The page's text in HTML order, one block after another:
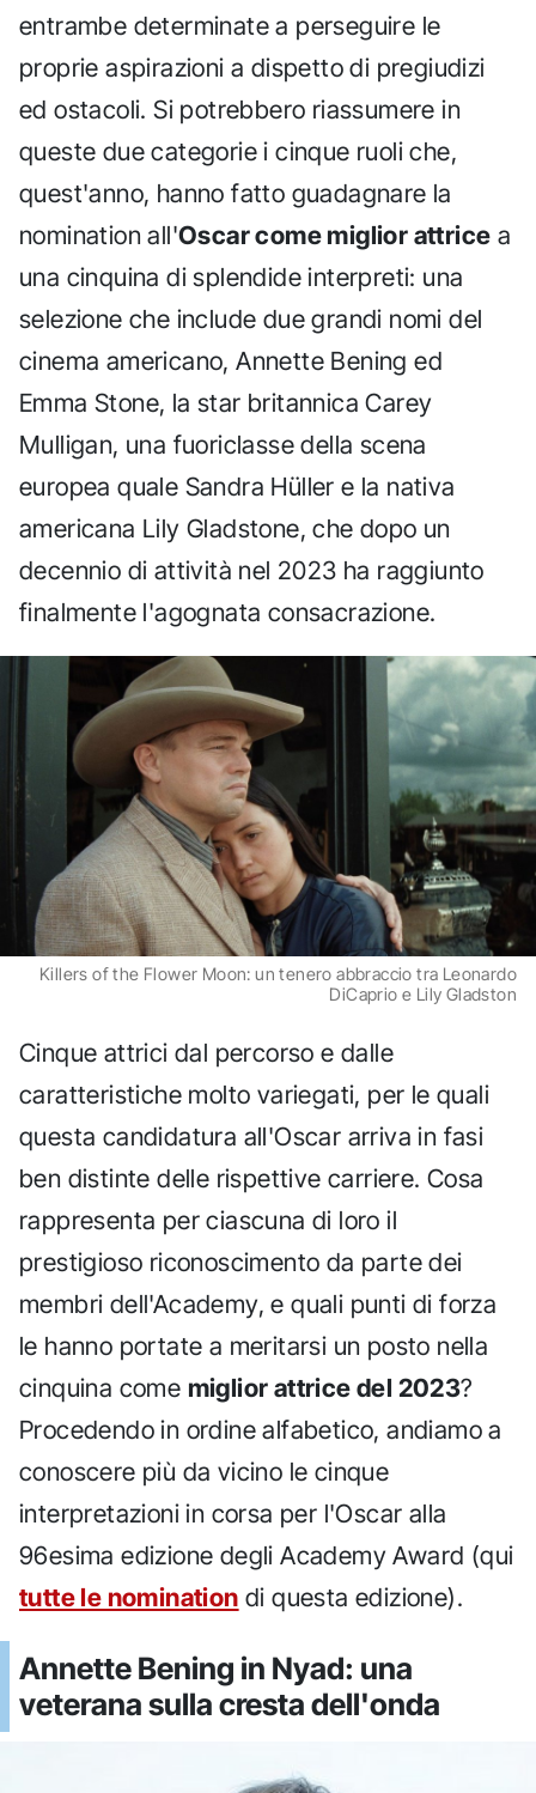
entrambe determinate a perseguire le
proprie aspirazioni a dispetto di pregiudizi
ed ostacoli. Si potrebbero riassumere in
queste due categorie i cinque ruoli che,
quest'anno, hanno fatto guadagnare la
nomination all'Oscar come miglior attrice a
una cinquina di splendide interpreti: una
selezione che include due grandi nomi del
cinema americano, Annette Bening ed
Emma Stone, la star britannica Carey
Mulligan, una fuoriclasse della scena
europea quale Sandra Hüller e la nativa
americana Lily Gladstone, che dopo un
decennio di attività nel 2023 ha raggiunto
finalmente l'agognata consacrazione.
Killers of the Flower Moon: un tenero abbraccio tra Leonardo
DiCaprio e Lily Gladston
Cinque attrici dal percorso e dalle
caratteristiche molto variegati, per le quali
questa candidatura all'Oscar arriva in fasi
ben distinte delle rispettive carriere. Cosa
rappresenta per ciascuna di loro il
prestigioso riconoscimento da parte dei
membri dell'Academy, e quali punti di forza
le hanno portate a meritarsi un posto nella
cinquina come miglior attrice del 2023?
Procedendo in ordine alfabetico, andiamo a
conoscere più da vicino le cinque
interpretazioni in corsa per l'Oscar alla
96esima edizione degli Academy Award (qui
tutte le nomination di questa edizione).
Annette Bening in Nyad: una
veterana sulla cresta dell'onda